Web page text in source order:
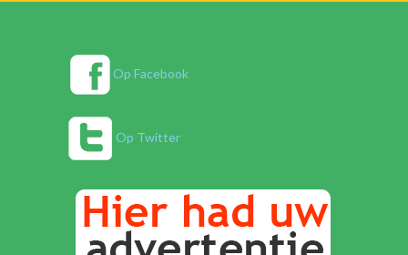
Op Facebook
Op Twitter